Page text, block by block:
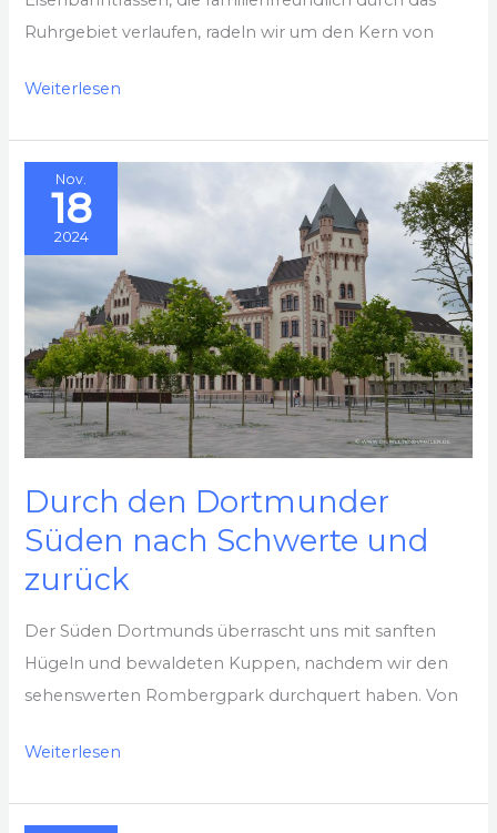
Ruhrgebiet verlaufen, radeln wir um den Kern von
Das
Essen,
Bochum
Gelsenkirchen
Weiterlesen
Nov.
18
2024
Durch den Dortmunder
Süden nach Schwerte und
zurück
Der Süden Dortmunds überrascht uns mit sanften
Hügeln und bewaldeten Kuppen, nachdem wir den
sehenswerten Rombergpark durchquert haben. Von
Durch
Weiterlesen